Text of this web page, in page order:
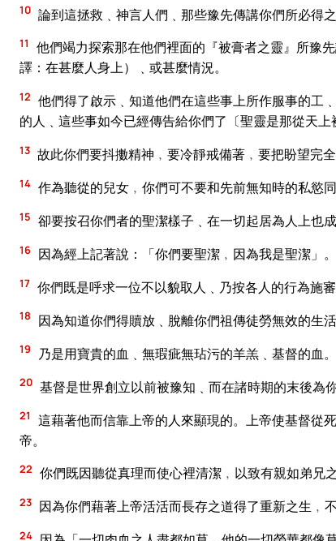
10 論到這拯救﹑神言人們﹑那些豫先傳講你們所必得
11
他們竭力探索那在他們裡面的『被膏者之靈』所豫
譯：在甚麼人身上）﹑或甚麼情況。
12 他們得了啟示﹑知道他們在這些事上所作服事的工
的人﹑這些事如今已經傳告給你們了〔聖靈是那從天上
13 故此你們要抖擻精神﹐要冷靜戒備著﹐要把盼望完
14 作為聽從的兒女﹐你們可不要和先前無知時的私慾同
15 卻要按召你們者的聖潔樣子﹑在一切起居為人上也
16 因為經上記著說：「你們要聖潔﹐因為我是聖潔」。
17 你們既是呼求一位不以貌取人﹑乃按各人的行為施
18 因為知道你們得贖放﹑脫離你們祖傳徒勞無效的生
19 乃是用寶貴的血﹑無瑕疵無玷污的羊羔﹑基督的血。
20 基督是世界創立以前被豫知﹑而在諸時期的末後為
21
這藉著他而信靠上帝的人來顯現的。上帝使基督從
帝。
22 你們既因聽從真理而使心裡清潔﹐以致有親如弟兄
23 因為你們藉著上帝活活而長存之道得了重新之生﹐
24